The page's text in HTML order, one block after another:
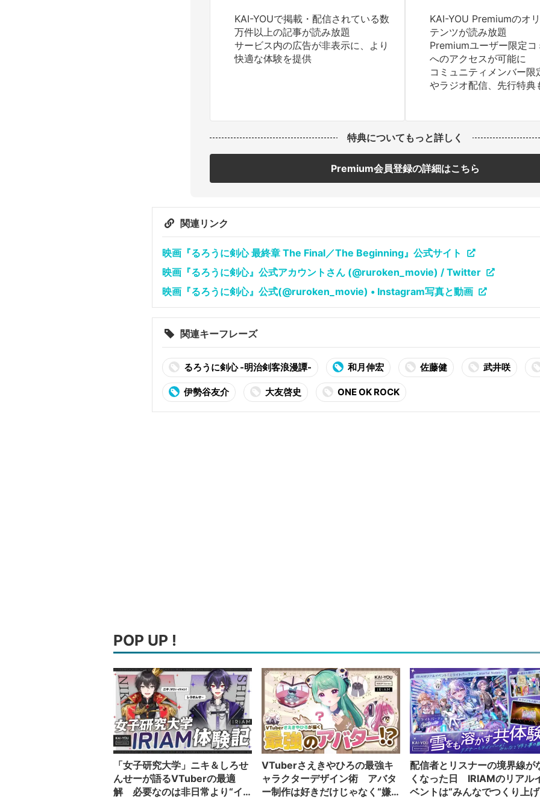
KAI-YOUで掲載・配信されている数
万件以上の記事が読み放題
サービス内の広告が非表示に、より
快適な体験を提供
KAI-YOU Premiumのオ
テンツが読み放題
Premiumユーザー限定コ
へのアクセスが可能に
コミュニティメンバー限
やラジオ配信、先行特典
特典についてもっと詳しく
Premium会員登録の詳細はこちら
関連リンク
映画『るろうに剣心 最終章 The Final／The Beginning』公式サイト
映画『るろうに剣心』公式アカウントさん (@ruroken_movie) / Twitter
映画『るろうに剣心』公式(@ruroken_movie) • Instagram写真と動画
関連キーフレーズ
るろうに剣心 -明治剣客浪漫譚- 和月伸宏 佐藤健 武井咲
伊勢谷友介 大友啓史 ONE OK ROCK
POP UP !
「女子研究大学」ニキ＆しろせ
んせーが語るVTuberの最適
解 必要なのは非日常より“イ
VTuberさえきやひろの最強キ
ャラクターデザイン術 アバタ
ー制作は好きだけじゃなく“嫌
配信者とリスナーの境界線が
くなった日 IRIAMのリアル
ベントは“みんなでつくり上げ